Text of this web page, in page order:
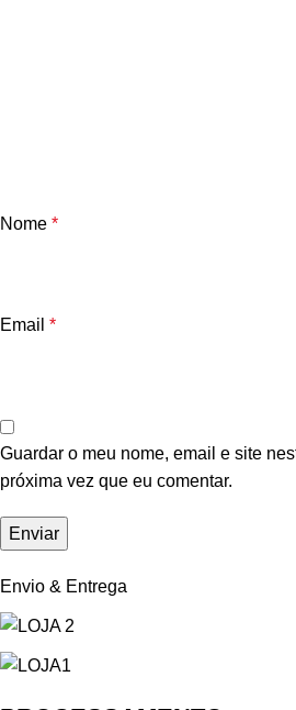
Nome *
Email *
Guardar o meu nome, email e site
próxima vez que eu comentar.
Envio & Entrega